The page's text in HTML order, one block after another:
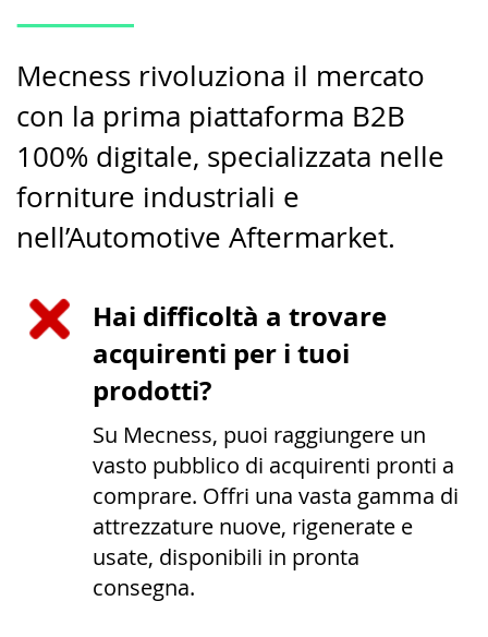
Mecness rivoluziona il mercato
con la prima piattaforma B2B
100% digitale, specializzata nelle
forniture industriali e
nell’Automotive Aftermarket.
Hai difficoltà a trovare
acquirenti per i tuoi
prodotti?
Su Mecness, puoi raggiungere un
vasto pubblico di acquirenti pronti a
comprare. Offri una vasta gamma di
attrezzature nuove, rigenerate e
usate, disponibili in pronta
consegna.